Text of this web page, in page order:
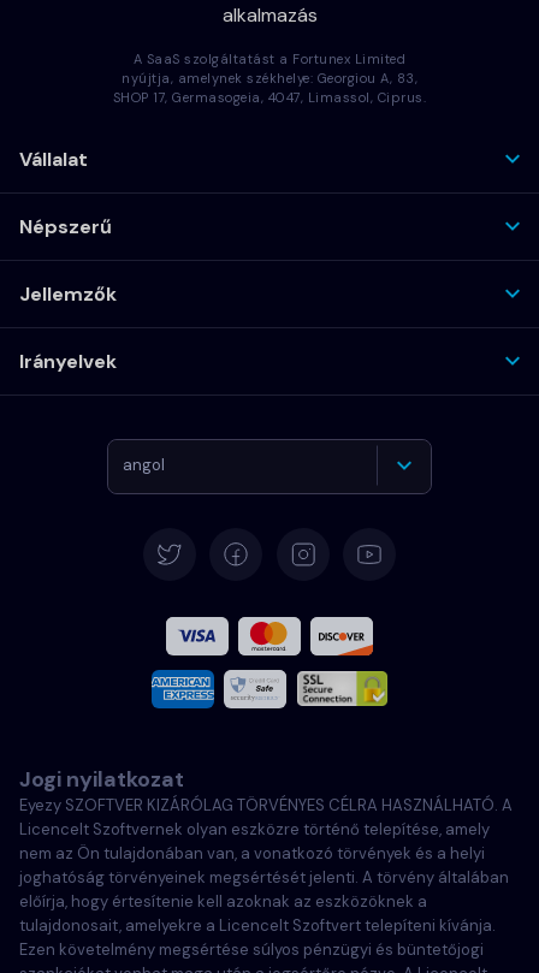
alkalmazás
A SaaS szolgáltatást a Fortunex Limited
nyújtja, amelynek székhelye: Georgiou A, 83,
SHOP 17, Germasogeia, 4047, Limassol, Ciprus.
Vállalat
Népszerű
Jellemzők
Irányelvek
angol
Francia
Olasz
Português
Türkçe
Polski
Jogi nyilatkozat
Eyezy SZOFTVER KIZÁRÓLAG TÖRVÉNYES CÉLRA HASZNÁLHATÓ. A
Licencelt Szoftvernek olyan eszközre történő telepítése, amely
nem az Ön tulajdonában van, a vonatkozó törvények és a helyi
joghatóság törvényeinek megsértését jelenti. A törvény általában
előírja, hogy értesítenie kell azoknak az eszközöknek a
tulajdonosait, amelyekre a Licencelt Szoftvert telepíteni kívánja.
Ezen követelmény megsértése súlyos pénzügyi és büntetőjogi